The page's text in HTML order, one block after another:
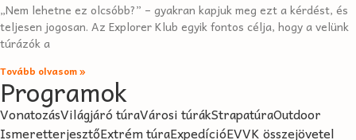
„Nem lehetne ez olcsóbb?” – gyakran kapjuk meg ezt a kérdést, és
teljesen jogosan. Az Explorer Klub egyik fontos célja, hogy a velünk
túrázók a
Tovább olvasom »
Programok
VonatozásVilágjáró túraVárosi túrákStrapatúraOutdoor
IsmeretterjesztőExtrém túraExpedícióEVVK összejövetel